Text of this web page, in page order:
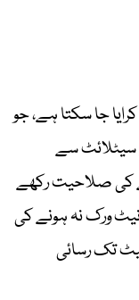
متعارف کرایا جا سکتا ہے، جو
سیٹلائٹ سے
کی صلاحیت رکھے
ورک نہ ہونے کی
تک رسائی